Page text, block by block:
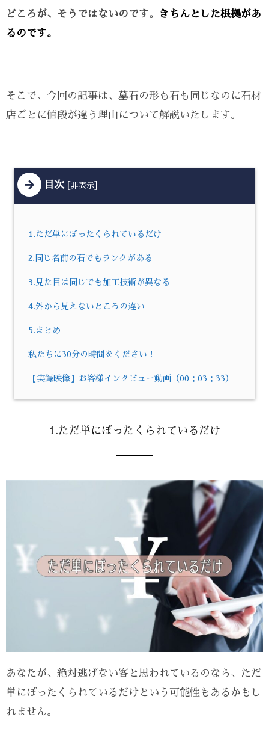
どころが、そうではないのです。
きちんとした根拠があ
るのです。
そこで、今回の記事は、墓石の形も石も同じなのに石材
店ごとに値段が違う理由について解説いたします。
目次 非表示
1.ただ単にぼったくられているだけ
2.同じ名前の石でもランクがある
3.見た目は同じでも加工技術が異なる
4.外から見えないところの違い
5.まとめ
私たちに30分の時間をください！
【実録映像】お客様インタビュー動画（00：03：33）
1.ただ単にぼったくられているだけ
あなたが、絶対逃げない客と思われているのなら、ただ
単にぼったくられているだけという可能性もあるかもし
れません。